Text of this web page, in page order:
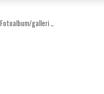
Fotoalbum/galleri..